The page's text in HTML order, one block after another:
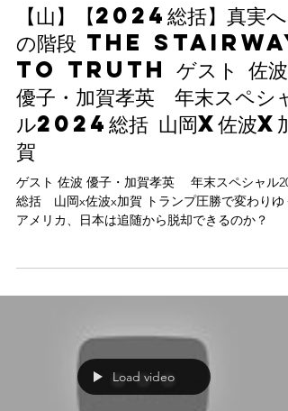
【山】【2024総括】真実へ
の階段 The Stairway
to Truth ゲスト 佐波
優子・加賀孝英 年末スペシャ
ル2024総括 山岡x佐波x加
賀
ゲスト 佐波 優子・加賀孝英 年末スペシャル
総括 山岡x佐波x加賀 トランプ圧勝で変わりゆく
アメリカ、日本は追随から脱却できるのか？
Load video